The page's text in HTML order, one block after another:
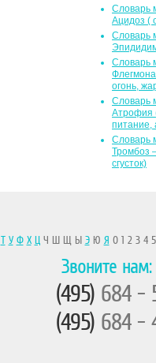
Словарь
Ацидоз (
Словарь
Словарь
огонь,
Словарь
Атрофия
питание,
Словарь
Тромбоз
сгусток)
Т У Ф Х ЦЧ Ш Щ Ы ЭЮ Я 0 1 2 3 4
Звоните нам:
(495) 684 -
(495) 684 -